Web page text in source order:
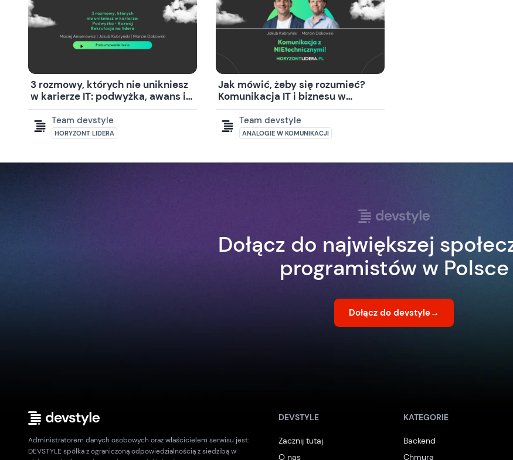
3 rozmowy, których nie unikniesz
w karierze IT: podwyżka, awans i
rozwój
Team devstyle
HORYZONT LIDERA
Jak mówić, żeby się rozumieć?
Komunikacja IT i biznesu w
praktyce
Team devstyle
ANALOGIE W KOMUNIKACJI
Dołącz do największej
programistów w Polsce
Dołącz do devstyle→
Administratorem danych osobowych oraz właścicielem serwisu jest:
DEVSTYLE spółka z ograniczoną odpowiedzialnością z siedzibą w
DEVSTYLE
Zacznij tutaj
O nas
KATEGORIE
Backend
Chmura